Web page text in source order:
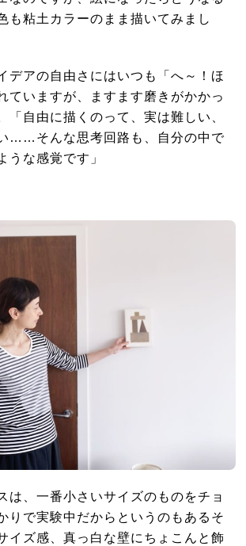
も粘土カラーのまま描いてみまし
デアの自由さにはいつも「へ～！ほ
ていますが、ますます磨きがかかっ
「自由に描くのって、実は難しい、
……そんな思考回路も、自分の中で
うな感覚です」
は、一番小さいサイズのものをチョ
りで実験中だからというのもあるそ
イズ感、真っ白な壁にちょこんと飾